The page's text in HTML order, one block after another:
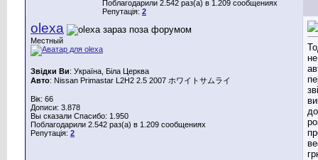
Поблагодарили 2.542 раз(а) в 1.209 сообщениях
Репутація: 2
olexa
Местный
Звідки Ви: Україна, Біла Церква
Авто: Nissan Primastar L2H2 2.5 2007 ホワイトサムライ
Вік: 66
Дописи: 3.878
Вы сказали Спасибо: 1.950
Поблагодарили 2.542 раз(а) в 1.209 сообщениях
Репутація: 2